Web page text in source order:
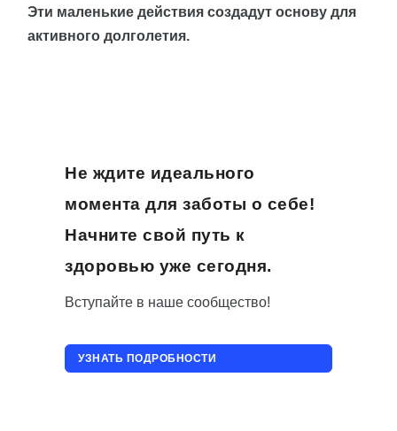
Эти маленькие действия создадут основу для
активного долголетия.
Не ждите идеального
момента для заботы о себе!
Начните свой путь к
здоровью уже сегодня.
Вступайте в наше сообщество!
УЗНАТЬ ПОДРОБНОСТИ